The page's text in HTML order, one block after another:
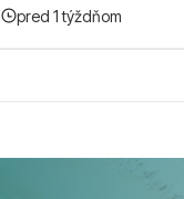
prežili nádherný čas, na
pred 1 týždňom